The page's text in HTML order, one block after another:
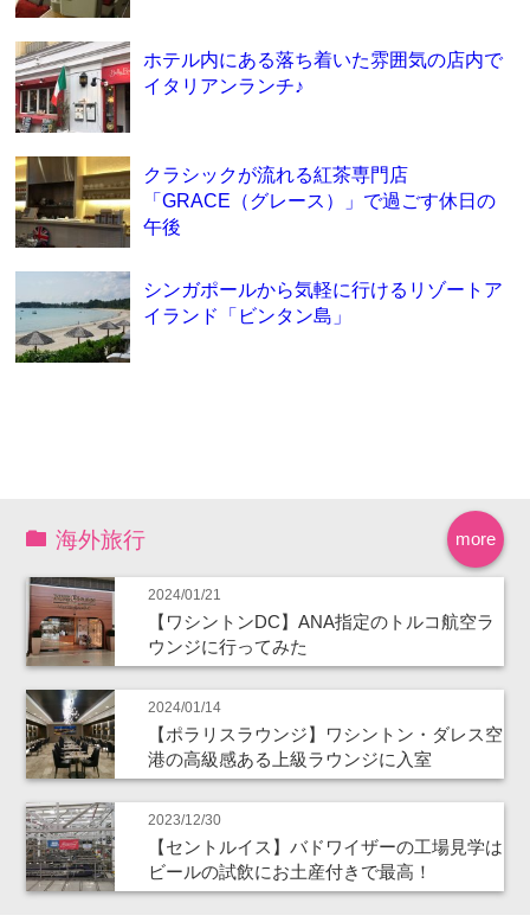
ホテル内にある落ち着いた雰囲気の店内で
イタリアンランチ♪
クラシックが流れる紅茶専門店
「GRACE（グレース）」で過ごす休日の
午後
シンガポールから気軽に行けるリゾートア
イランド「ビンタン島」
more
海外旅行
2024/01/21
【ワシントンDC】ANA指定のトルコ航空ラ
ウンジに行ってみた
2024/01/14
【ポラリスラウンジ】ワシントン・ダレス空
港の高級感ある上級ラウンジに入室
2023/12/30
【セントルイス】バドワイザーの工場見学は
ビールの試飲にお土産付きで最高！